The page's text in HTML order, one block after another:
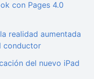
con Pages 4.0
realidad aumentada
conductor
del nuevo iPad